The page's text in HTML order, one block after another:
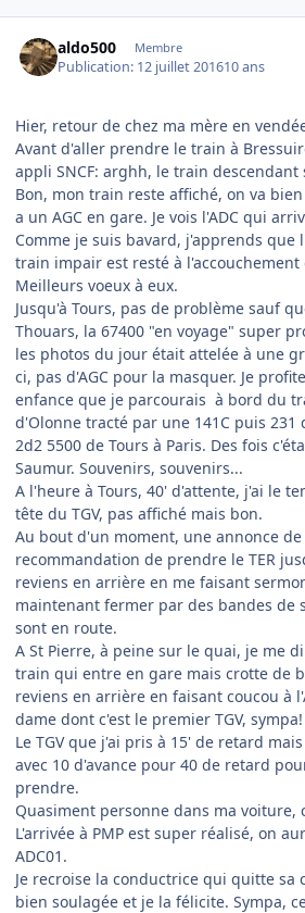
aldo500 Membre
Publication: 12 juillet 201610 ans
Hier, retour de chez ma mère en
Avant d'aller prendre le train à
appli SNCF: arghh, le train descendant
Bon, mon train reste affiché, on va
a un AGC en gare. Je vois l'ADC qui
Comme je suis bavard, j'apprends que
train impair est resté à l'accouchement
Meilleurs voeux à eux.
Jusqu'à Tours, pas de problème sauf
Thouars, la 67400 "en voyage" super
les photos du jour était attelée à une
ci, pas d'AGC pour la masquer. Je
enfance que je parcourais à bord du
d'Olonne tracté par une 141C puis 231
2d2 5500 de Tours à Paris. Des fois
Saumur. Souvenirs, souvenirs...
A l'heure à Tours, 40' d'attente, j'ai le
tête du TGV, pas affiché mais bon.
Au bout d'un moment, une annonce
recommandation de prendre le TER
reviens en arrière en me faisant
maintenant fermer par des bandes de
sont en route.
A St Pierre, à peine sur le quai, je me
train qui entre en gare mais crotte de
reviens en arrière en faisant coucou à
dame dont c'est le premier TGV, sympa!
Le TGV que j'ai pris à 15' de retard
avec 10 d'avance pour 40 de retard
prendre.
Quasiment personne dans ma voiture,
L'arrivée à PMP est super réalisé, on
ADC01.
Je recroise la conductrice qui quitte sa
bien soulagée et je la félicite. Sympa,